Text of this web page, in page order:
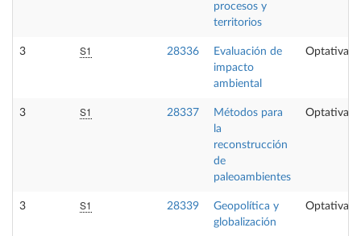
procesos y
territorios
3 S1 28336
Evaluación de
impacto
ambiental
Optativa
3 S1 28337
Métodos para
la
reconstrucción
de
paleoambientes
Optativa
3 S1 28339
Geopolítica y
globalización
Optativa